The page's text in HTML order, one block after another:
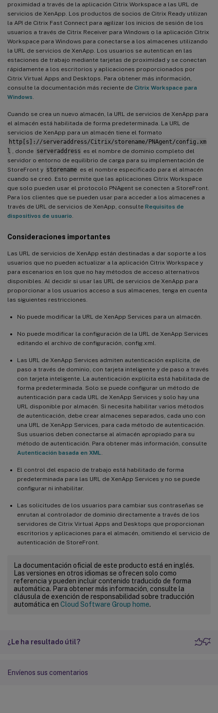
proximidad a través de la aplicación Citrix Workspace a las URL de
servicios de XenApp. Los productos de socios de Citrix Ready utilizan
la API de Citrix Fast Connect para agilizar los inicios de sesión de los
usuarios a través de Citrix Receiver para Windows o la aplicación Citrix
Workspace para Windows para conectarse a los almacenes utilizando
la URL de servicios de XenApp. Los usuarios se autentican en las
estaciones de trabajo mediante tarjetas de proximidad y se conectan
rápidamente a los escritorios y aplicaciones proporcionados por
Citrix Virtual Apps and Desktops. Para obtener más información,
consulte la documentación más reciente de Citrix Workspace para
Windows
Cuando se crea un nuevo almacén, la URL de servicios de XenApp para
el almacén está habilitada de forma predeterminada. La URL de
servicios de XenApp para un almacén tiene el formato
http[s]://serveraddress/Citrix/storename/PNAgent/config.xm
l
, donde serveraddress es el nombre de dominio completo del
servidor o entorno de equilibrio de carga para su implementación de
StoreFront y storename es el nombre especificado para el almacén
cuando se creó. Esto permite que las aplicaciones Citrix Workspace
que solo pueden usar el protocolo PNAgent se conecten a StoreFront.
Para los clientes que se pueden usar para acceder a los almacenes a
través de URL de servicios de XenApp, consulte Requisitos de
dispositivos de usuario
Consideraciones importantes
Las URL de servicios de XenApp están destinadas a dar soporte a los
usuarios que no pueden actualizar a la aplicación Citrix Workspace y
para escenarios en los que no hay métodos de acceso alternativos
disponibles. Al decidir si usar las URL de servicios de XenApp para
proporcionar a los usuarios acceso a sus almacenes, tenga en cuenta
las siguientes restricciones.
No puede modificar la URL de XenApp Services para un almacén.
No puede modificar la configuración de la URL de XenApp Services
editando el archivo de configuración, config.xml.
Las URL de XenApp Services admiten autenticación explícita, de
paso a través de dominio, con tarjeta inteligente y de paso a través
con tarjeta inteligente. La autenticación explícita está habilitada de
forma predeterminada. Solo se puede configurar un método de
autenticación para cada URL de XenApp Services y solo hay una
URL disponible por almacén. Si necesita habilitar varios métodos
de autenticación, debe crear almacenes separados, cada uno con
una URL de XenApp Services, para cada método de autenticación.
Sus usuarios deben conectarse al almacén apropiado para su
método de autenticación. Para obtener más información, consulte
Autenticación basada en XML
El control del espacio de trabajo está habilitado de forma
predeterminada para las URL de XenApp Services y no se puede
configurar ni inhabilitar.
Las solicitudes de los usuarios para cambiar sus contraseñas se
enrutan al controlador de dominio directamente a través de los
servidores de Citrix Virtual Apps and Desktops que proporcionan
escritorios y aplicaciones para el almacén, omitiendo el servicio de
autenticación de StoreFront.
La documentación oficial de este producto está en inglés.
Las versiones en otros idiomas se ofrecen solo como
referencia y pueden incluir contenido traducido de forma
automática. Para obtener más información, consulte la
cláusula de exención de responsabilidad sobre traducción
automática en Cloud Software Group home.
¿Le ha resultado útil?
Envíenos sus comentarios